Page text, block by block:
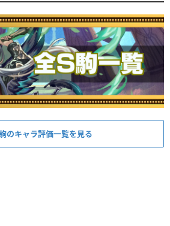
のキャラ評価一覧を見る